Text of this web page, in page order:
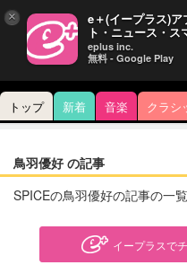
トップ 新着 音楽 クラシ
鳥羽優好 の記事
SPICEの鳥羽優好の記事の一
イープラスで
× e＋(イープラス)ア
ト・ニュース・ス
eplus inc.
無料 - Google Play